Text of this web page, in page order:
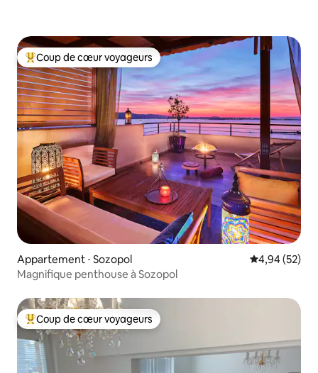
Coups de cœur voyageurs les plus appréciés
Coup de cœur voyageurs
Appartement ⋅ Sozopol Évaluation
4,94 (52)
Magnifique penthouse à Sozopol
Coups de cœur voyageurs les plus appréciés
Coup de cœur voyageurs